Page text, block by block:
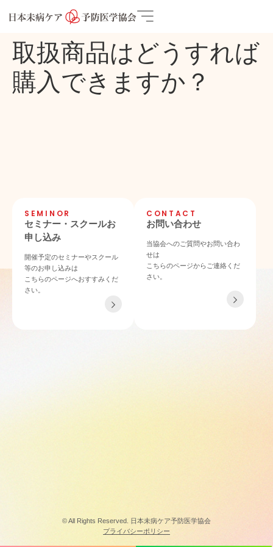
取扱商品はどうすれば
購入できますか？
SEMINOR
セミナー・スクールお
申し込み
開催予定のセミナーやスクール
等のお申し込みは
こちらのページへおすすみくだ
さい。
CONTACT
お問い合わせ
当協会へのご質問やお問い合わ
せは
こちらのページからご連絡くだ
さい。
〒532-0011 大阪府大阪市淀川区西中島4-3-21 NLCセントラルビル901
© All Rights Reserved. 日本未病ケア予防医学協会
プライバシーポリシー